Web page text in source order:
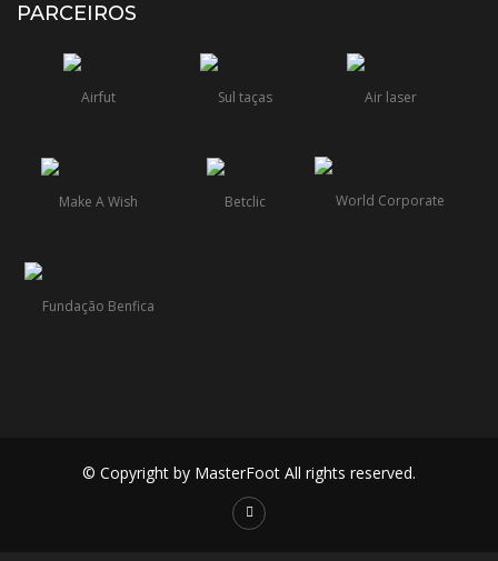
PARCEIROS
© Copyright by MasterFoot All rights reserved.